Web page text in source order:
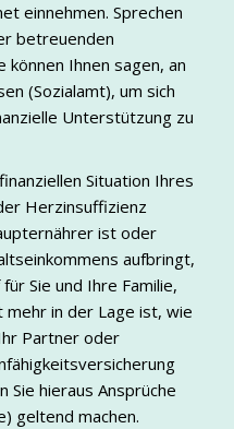
einnehmen. Sprechen
betreuenden
Ihnen sagen, an
(Sozialamt), um sich
Unterstützung zu
Situation Ihres
Herzinsuffizienz
ist oder
aufbringt,
Sie und Ihre Familie,
in der Lage ist, wie
Partner oder
Sie hieraus Ansprüche
geltend machen.